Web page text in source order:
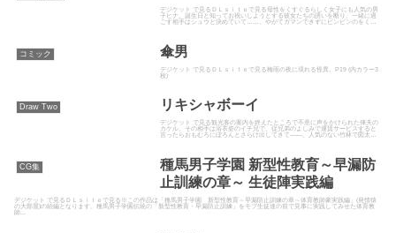
デジケット で見るＤＬｓｉｔｅで見る母性をくすぐるらしく女子にも人気の男
子ヒナ。誕生日と知ってお祝いしようとする彼女たちの誘いを断り、一緒に過
ごす相手はシュウと決めていて……。やがてガマンできずにビンビンのをくっ
コミック 傘男
デジケット で見るＤＬｓｉｔｅで見る梅雨の夜に現れる怪異。P19 (内カラー3
枚)
Draw Two リキシャボーイ
デジケット で見る観光客の案内を終えたところで不意に声をかけられた俥夫の
カケル。その相手は浴衣姿のイチ兄で、従兄弟のよしみで運賃サービスすると
言ったらおもむろにぼろんとさらけ出してきて――。人気のない竹林で図太い
CG集
種馬男子学園 新型性教育～早漏防
止訓練の章～ 生徒陣実践編
デジケット で見るＤＬｓｉｔｅで見る※この作品は「種馬男子学園 新型性教育～早漏防止訓練の章～体育教師豪実践編」(発情猿
の大部屋)の続編となります。種馬男子学園伝統の「新型性教育・早漏防止訓練」をモブ生徒達の前で見事に実践してみせた体育教
師...